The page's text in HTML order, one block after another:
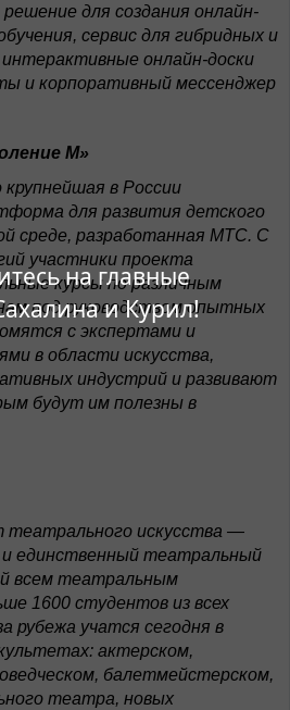
на главные
и Курил!
решение для создания онлайн-
сервис для гибридных и
онлайн-доски
и корпоративный мессенджер
М»
в России
для развития детского
среде, разработанная МТС. С
участники проекта
курсы по различным
под руководством опытных
с экспертами и
в области искусства,
индустрий и развивают
будут им полезны в
театрального искусства —
единственный театральный
всем театральным
1600 студентов из всех
рубежа учатся сегодня в
актерском,
балетмейстерском,
театра, новых